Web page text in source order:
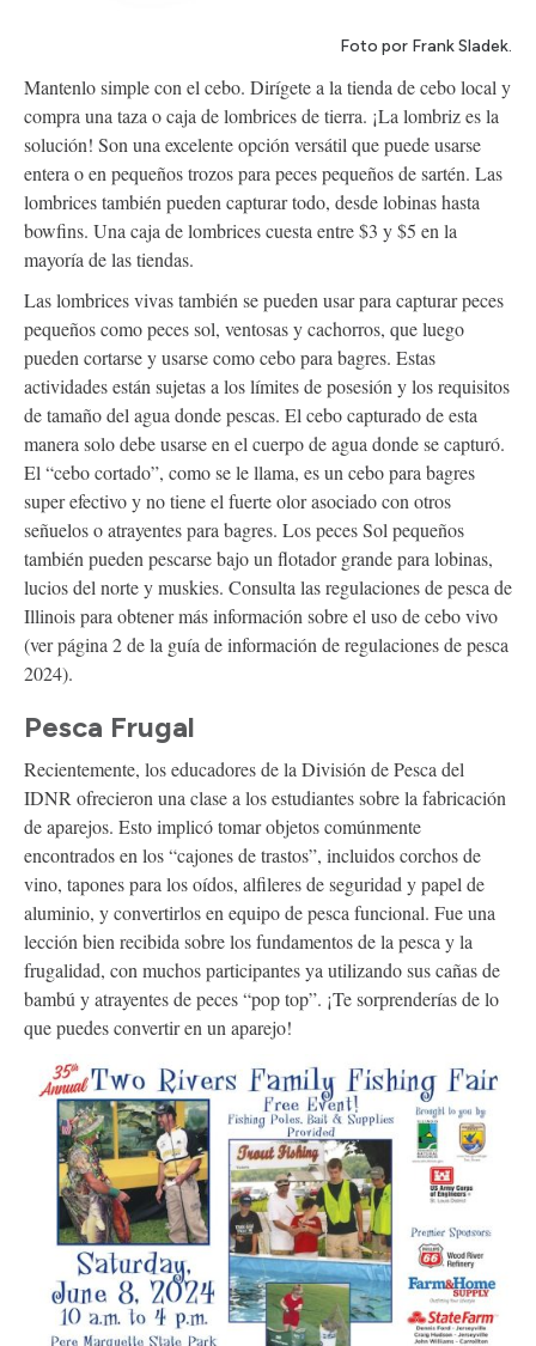
Foto por Frank Sladek.
Mantenlo simple con el cebo. Dirígete a la tienda de cebo local y
compra una taza o caja de lombrices de tierra. ¡La lombriz es la
solución! Son una excelente opción versátil que puede usarse
entera o en pequeños trozos para peces pequeños de sartén. Las
lombrices también pueden capturar todo, desde lobinas hasta
bowfins. Una caja de lombrices cuesta entre $3 y $5 en la
mayoría de las tiendas.
Las lombrices vivas también se pueden usar para capturar peces
pequeños como peces sol, ventosas y cachorros, que luego
pueden cortarse y usarse como cebo para bagres. Estas
actividades están sujetas a los límites de posesión y los requisitos
de tamaño del agua donde pescas. El cebo capturado de esta
manera solo debe usarse en el cuerpo de agua donde se capturó.
El “cebo cortado”, como se le llama, es un cebo para bagres
super efectivo y no tiene el fuerte olor asociado con otros
señuelos o atrayentes para bagres. Los peces Sol pequeños
también pueden pescarse bajo un flotador grande para lobinas,
lucios del norte y muskies. Consulta las regulaciones de pesca de
Illinois para obtener más información sobre el uso de cebo vivo
(ver página 2 de la guía de información de regulaciones de pesca
2024).
Pesca Frugal
Recientemente, los educadores de la División de Pesca del
IDNR ofrecieron una clase a los estudiantes sobre la fabricación
de aparejos. Esto implicó tomar objetos comúnmente
encontrados en los “cajones de trastos”, incluidos corchos de
vino, tapones para los oídos, alfileres de seguridad y papel de
aluminio, y convertirlos en equipo de pesca funcional. Fue una
lección bien recibida sobre los fundamentos de la pesca y la
frugalidad, con muchos participantes ya utilizando sus cañas de
bambú y atrayentes de peces “pop top”. ¡Te sorprenderías de lo
que puedes convertir en un aparejo!